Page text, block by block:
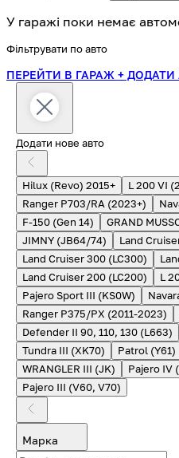
У гаражі поки немає
Фільтрувати по авто
ПЕРЕЙТИ В ГАРАЖ + ДОДАТИ
Додати нове авто
Hilux (Revo) 2015+ L 200 VI
Ranger P703/RA (2023+)
F-150 (Gen 14)
GRAND
JIMNY (JB64/74)
Land
Land Cruiser 300 (LC300)
Land Cruiser 200 (LC200)
L
Pajero Sport III (KS0W)
Ranger P375/PX (2011-2023)
Defender II 90, 110, 130 (L663)
Tundra III (XK70)
Patrol (Y61)
WRANGLER III (JK)
Pajero IV
Pajero III (V60, V70)
Марка